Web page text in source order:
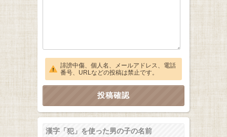
誹謗中傷、個人名、メールアドレス、電話
番号、URLなどの投稿は禁止です。
漢字「犯」を使った男の子の名前